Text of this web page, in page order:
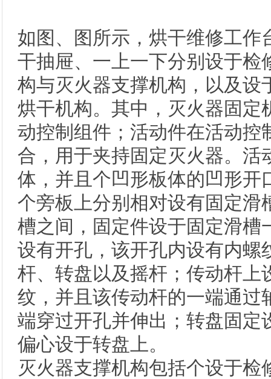
如图、图所示，烘干维修工作
干抽屉、一上一下分别设于检
构与灭火器支撑机构，以及设
烘干机构。其中，灭火器固定
动控制组件；活动件在活动控
合，用于夹持固定灭火器。活
体，并且个凹形板体的凹形开
个旁板上分别相对设有固定滑
槽之间，固定件设于固定滑槽
设有开孔，该开孔内设有内螺
杆、转盘以及摇杆；传动杆上
纹，并且该传动杆的一端通过
端穿过开孔并伸出；转盘固定
偏心设于转盘上。
灭火器支撑机构包括个设于